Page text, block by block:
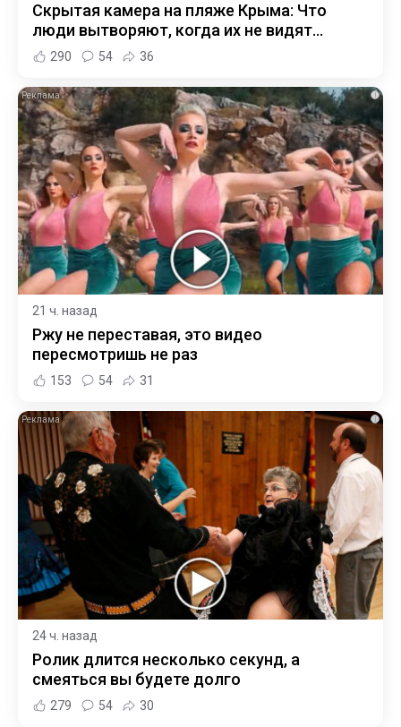
Скрытая камера на пляже Крыма: Что
люди вытворяют, когда их не видят...
290 54 36
i
21 ч. назад
Ржу не переставая, это видео
пересмотришь не раз
153 54 31
i
24 ч. назад
Ролик длится несколько секунд, а
смеяться вы будете долго
279 54 30